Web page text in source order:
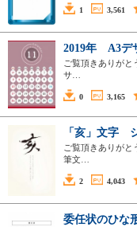
1 3,561
2019年 A3デ
ご覧頂きありがと
サ…
0 3,165
「亥」文字
ご覧頂きありがと
筆文…
2 4,043
委任状のひな